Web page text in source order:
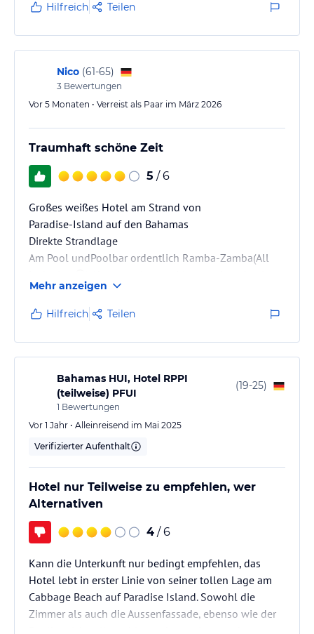
jeweiligen Veranstalters.
Hilfreich Teilen
Nico (61-65)
3 Bewertungen
Vor 5 Monaten • Verreist als Paar im März 2026
Traumhaft schöne Zeit
5 / 6
Großes weißes Hotel am Strand von
Paradise-Island auf den Bahamas
Direkte Strandlage
Am Pool undPoolbar ordentlich Ramba-Zamba(All
Ruhe und überhaupt nicht überfüllt!!
Mehr anzeigen
Hilfreich Teilen
Bahamas HUI, Hotel RPPI
(teilweise) PFUI
(19-25)
1 Bewertungen
Vor 1 Jahr • Alleinreisend im Mai 2025
Verifizierter Aufenthalt
Hotel nur Teilweise zu empfehlen, wer
Alternativen
4 / 6
Kann die Unterkunft nur bedingt empfehlen, das
Hotel lebt in erster Linie von seiner tollen Lage am
Cabbage Beach auf Paradise Island. Sowohl die
Zimmer als auch die Aussenfassade, ebenso wie der